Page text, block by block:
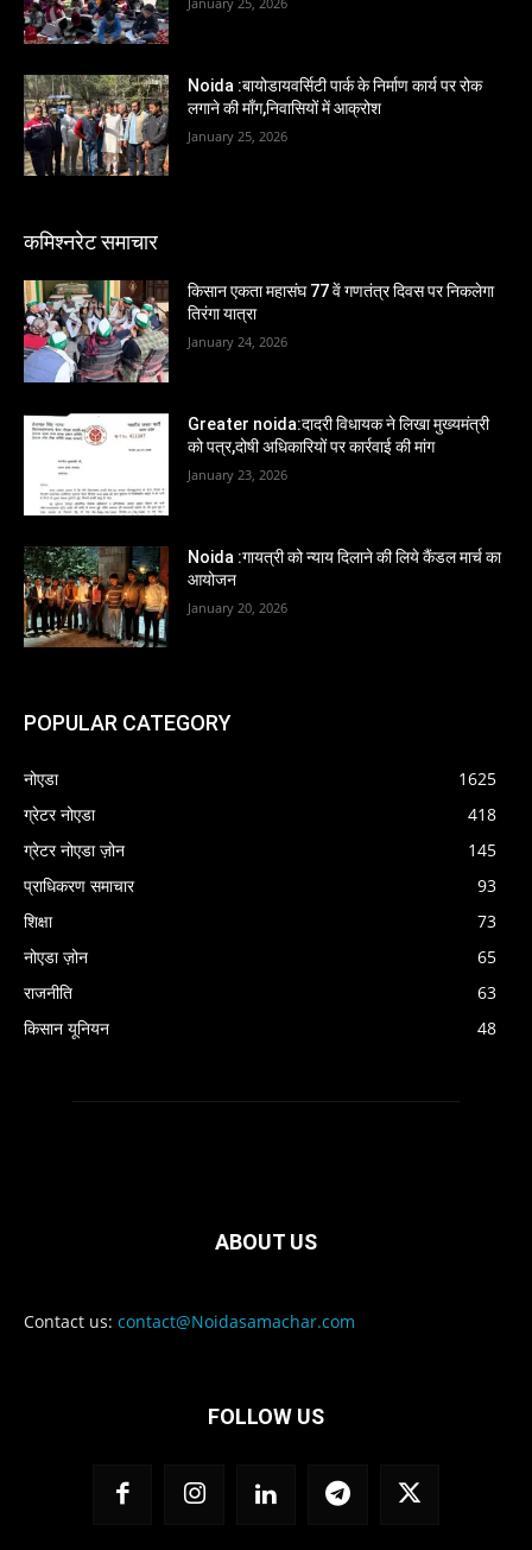
Noida :बायोडायवर्सिटी पार्क के निर्माण कार्य पर रोक
लगाने की माँग,निवासियों में आक्रोश
January 25, 2026
कमिश्नरेट समाचार
किसान एकता महासंघ 77 वें गणतंत्र दिवस पर निकलेगा
तिरंगा यात्रा
January 24, 2026
Greater noida:दादरी विधायक ने लिखा मुख्यमंत्री
को पत्र,दोषी अधिकारियों पर कार्रवाई की मांग
January 23, 2026
Noida :गायत्री को न्याय दिलाने की लिये कैंडल मार्च का
आयोजन
January 20, 2026
POPULAR CATEGORY
नोएडा
1625
ग्रेटर नोएडा
418
ग्रेटर नोएडा ज़ोन
145
प्राधिकरण समाचार
93
शिक्षा
73
नोएडा ज़ोन
65
राजनीति
63
किसान यूनियन
48
ABOUT US
Contact us: contact@Noidasamachar.com
FOLLOW US